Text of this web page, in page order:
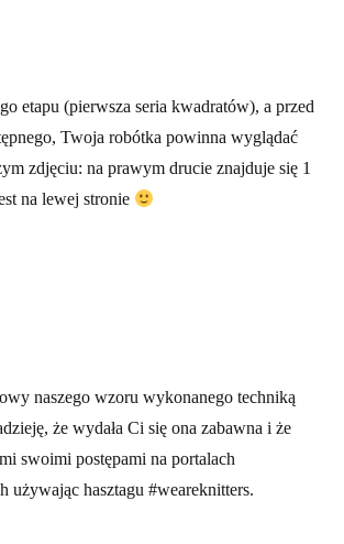
etapu (pierwsza seria kwadratów), a przed
Twoja robótka powinna wyglądać
zdjęciu: na prawym drucie znajduje się 1
na lewej stronie
naszego wzoru wykonanego techniką
że wydała Ci się ona zabawna i że
swoimi postępami na portalach
używając hasztagu #weareknitters.